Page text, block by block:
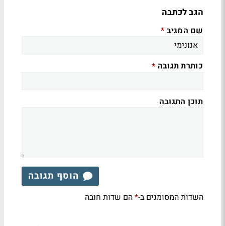
הגב לכתבה
שם המגיב *
כותרת תגובה *
תוכן התגובה
הוסף תגובה
השדות המסומנים ב-*הם שדות חובה